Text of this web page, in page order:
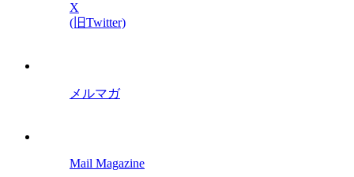
X
(旧Twitter)
メルマガ
Mail Magazine